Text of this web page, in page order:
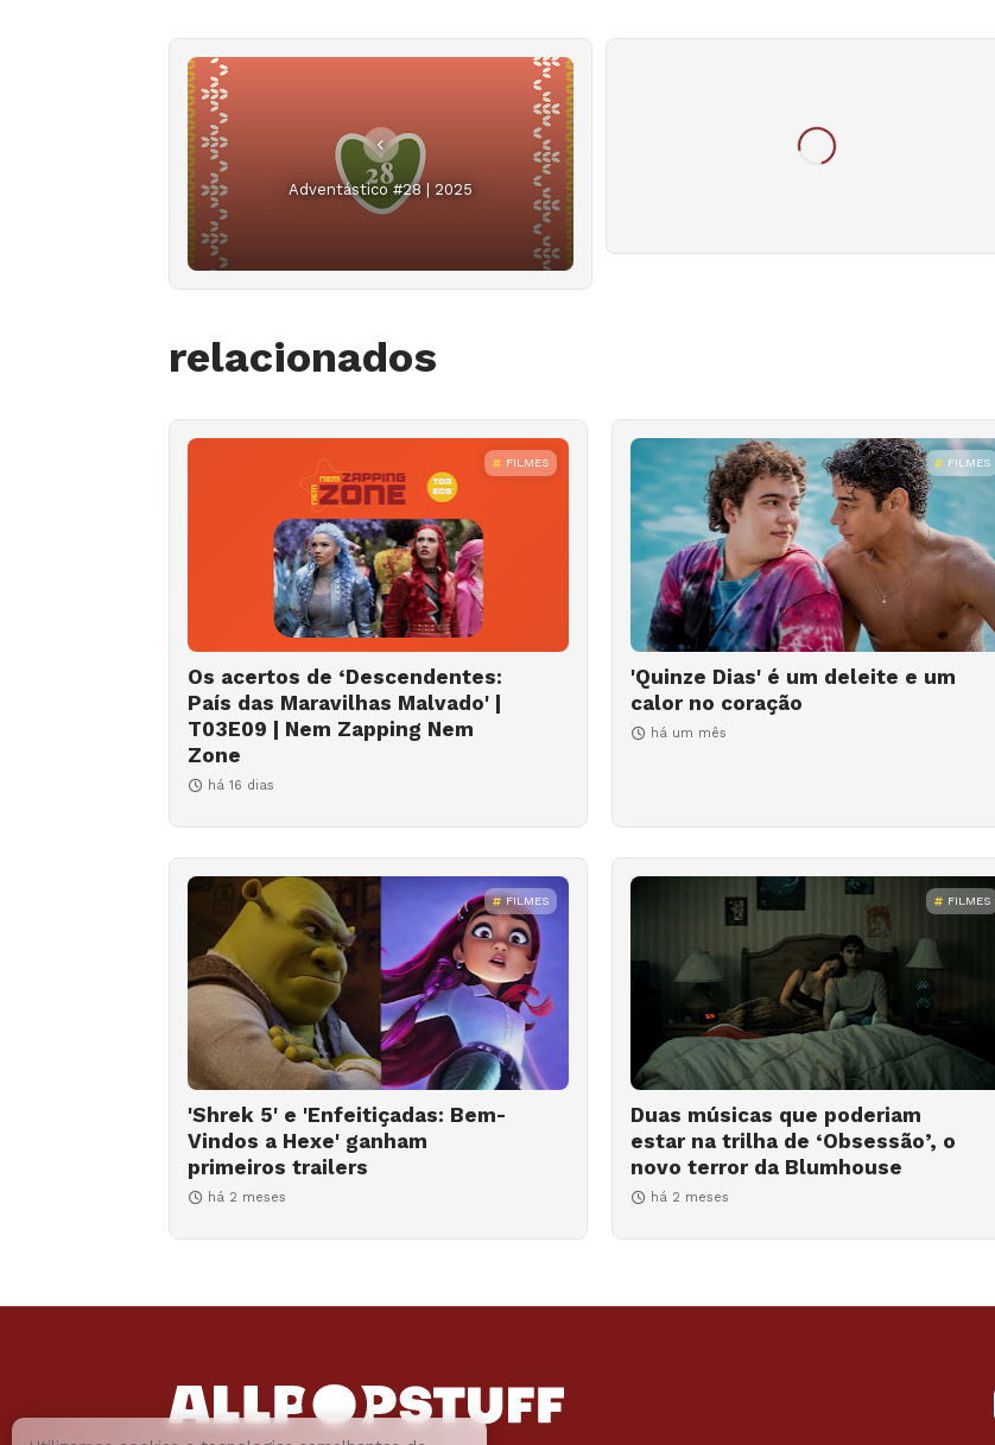
Adventástico #28 | 2025
relacionados
FILMES
Os acertos de ‘Descendentes:
País das Maravilhas Malvado' |
T03E09 | Nem Zapping Nem
Zone
há 16 dias
FILMES
'Quinze Dias' é um deleite e um
calor no coração
há um mês
FILMES
'Shrek 5' e 'Enfeitiçadas: Bem-
Vindos a Hexe' ganham
primeiros trailers
há 2 meses
FILMES
Duas músicas que poderiam
estar na trilha de ‘Obsessão’, o
novo terror da Blumhouse
há 2 meses